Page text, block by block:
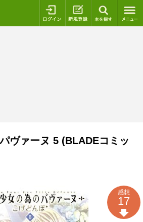
ログイン 新規登録
ヴァーヌ 5 (BLADEコミッ
感想
17